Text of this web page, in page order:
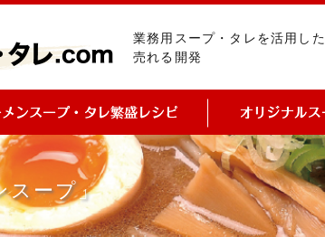
業務用スープ・タレを活用した
売れる開発
スープ」